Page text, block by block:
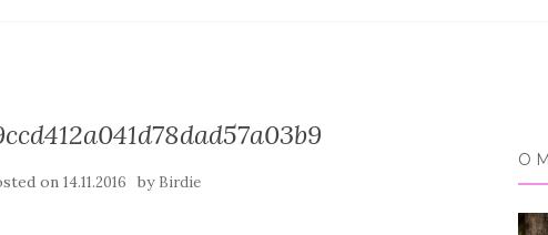
on14.11.2016 by Birdie
O